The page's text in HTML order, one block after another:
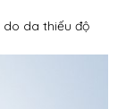
do da thiếu độ